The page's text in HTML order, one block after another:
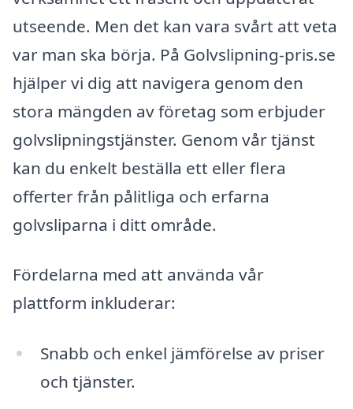
utseende. Men det kan vara svårt att veta
var man ska börja. På Golvslipning-pris.se
hjälper vi dig att navigera genom den
stora mängden av företag som erbjuder
golvslipningstjänster. Genom vår tjänst
kan du enkelt beställa ett eller flera
offerter från pålitliga och erfarna
golvsliparna i ditt område.
Fördelarna med att använda vår
plattform inkluderar:
Snabb och enkel jämförelse av priser
och tjänster.